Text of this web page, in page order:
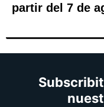
partir del 7 de